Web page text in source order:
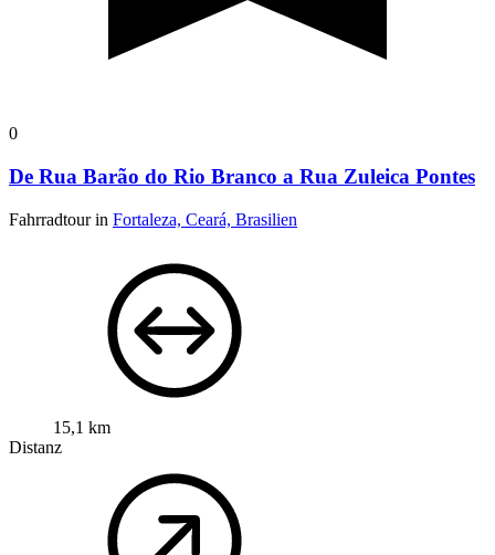
0
De Rua Barão do Rio Branco a Rua Zuleica Pontes
Fahrradtour in Fortaleza, Ceará, Brasilien
15,1 km
Distanz